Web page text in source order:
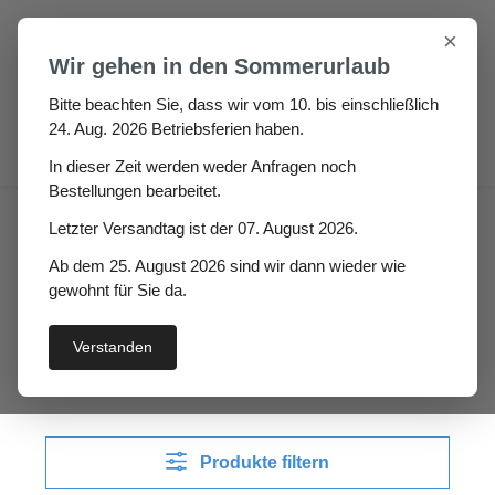
Zum Hauptinhalt springen
Fugen & Spalt
Bürsten- und Leistenprofile
Bürstendichtungsleiste
m. Wasserstopper
Produkte filtern
×
Wir gehen in den Sommerurlaub
Bitte beachten Sie, dass wir vom 10. bis einschließlich
24. Aug. 2026 Betriebsferien haben.
In dieser Zeit werden weder Anfragen noch
Bestellungen bearbeitet.
Letzter Versandtag ist der 07. August 2026.
Ab dem 25. August 2026 sind wir dann wieder wie
gewohnt für Sie da.
Verstanden